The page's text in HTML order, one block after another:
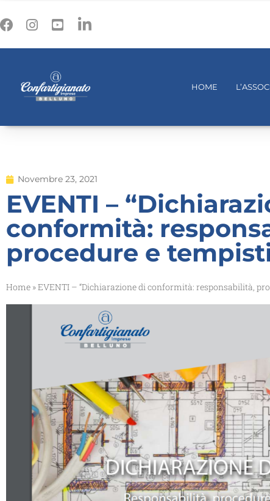
HOME
Novembre 23, 2021
EVENTI –
conformità:
procedure e
Home »EVENTI – “Dichiarazione di conformità: responsabilità,